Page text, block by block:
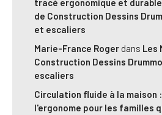
tracé ergonomique et durable
de Construction Dessins
et escaliers
Marie-France Roger dans Les
Construction Dessins
escaliers
Circulation fluide à la maison
l'ergonome pour les familles